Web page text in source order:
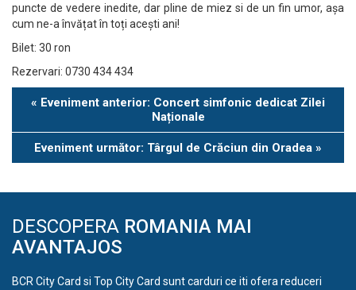
puncte de vedere inedite, dar pline de miez si de un fin umor, așa
cum ne-a învățat în toți acești ani!
Bilet: 30 ron
Rezervari: 0730 434 434
Eveniment
« Eveniment anterior: Concert simfonic dedicat Zilei
Naționale
Eveniment următor: Târgul de Crăciun din Oradea »
DESCOPERA ROMANIA MAI
AVANTAJOS
BCR City Card si Top City Card sunt carduri ce iti ofera reduceri